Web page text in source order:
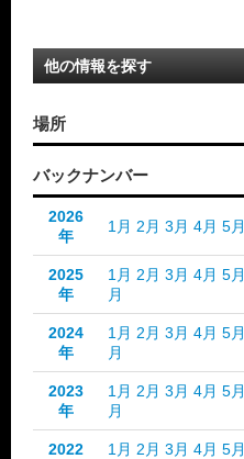
他の情報を探す
場所
バックナンバー
2026
年
1月 2月 3月 4月 5月
2025
年
1月 2月 3月 4月 5月
月
2024
年
1月 2月 3月 4月 5月
月
2023
年
1月 2月 3月 4月 5月
月
2022
1月 2月 3月 4月 5月